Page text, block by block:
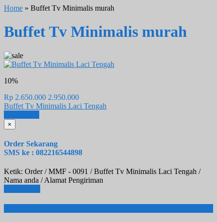
Home » Buffet Tv Minimalis murah
Buffet Tv Minimalis murah
10%
Rp 2.650.000 2.950.000
Buffet Tv Minimalis Laci Tengah
×
Order Sekarang
SMS ke : 082216544898
Ketik: Order / MMF - 0091 / Buffet Tv Minimalis Laci Tengah /
Nama anda / Alamat Pengiriman